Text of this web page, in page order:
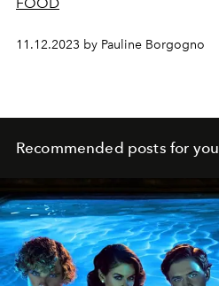
11.12.2023 by Pauline Borgogno
Recommended posts for you